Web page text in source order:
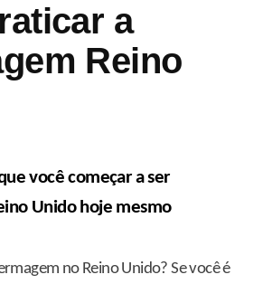
a
Reino
você começar a ser
Unido hoje mesmo
no Reino Unido? Se você é